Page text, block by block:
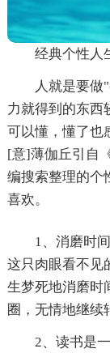
经典个性人
人就是要做
力就得到的东西
可以懂，懂了也
[意]薄伽丘引自
编搜索整理的个
喜欢。
1、消磨时
这只肉眼看不见
生梦死地消磨时
圈，无情地继
2、读书是